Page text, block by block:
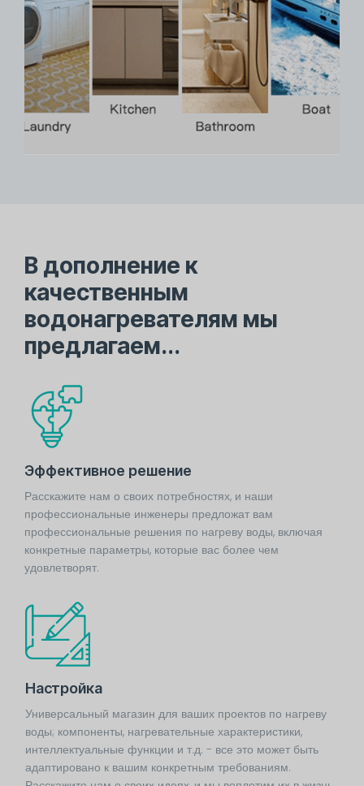
В дополнение к
качественным
водонагревателям мы
предлагаем...
Эффективное решение
Расскажите нам о своих потребностях, и наши
профессиональные инженеры предложат вам
профессиональные решения по нагреву воды, включая
конкретные параметры, которые вас более чем
удовлетворят.
Настройка
Универсальный магазин для ваших проектов по нагреву
воды; компоненты, нагревательные характеристики,
интеллектуальные функции и т.д. - все это может быть
адаптировано к вашим конкретным требованиям.